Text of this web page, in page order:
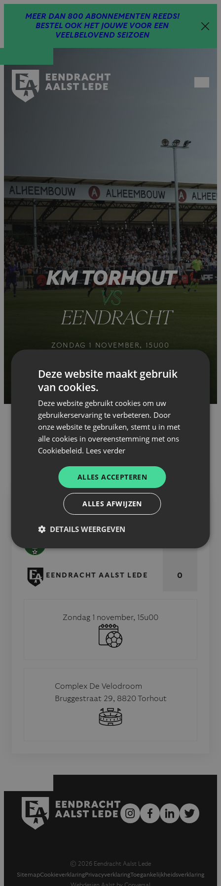
MEER DAN 800 ABONNEMENTEN REEDS!
BESTEL OOK HET JOUWE VOOR EEN
VEELBELOVEND SEIZOEN
menu
KM TORHOUT
VS
EENDRACHT
ZONDAG 1 NOVEMBER, 15U00
Er is nog geen verslag of voorbeschouwing
beschikbaar.
MATCH INFO
EENDRACHT AALST LEDE 0
Zondag 1 november, 15u00
Complex De Velodroom
Bruggestraat 29, 8820 Torhout
© 2026 Eendracht Aalst Lede
SitemapCookieverklaringPrivacyverklaringToegankelijkheidsverklaring
Deze website maakt gebruik
van cookies.
Deze website gebruikt cookies om uw
gebruikerservaring te verbeteren. Door
onze website te gebruiken, stemt u in met
alle cookies in overeenstemming met ons
Cookiebeleid. Lees verder
ALLES ACCEPTEREN
ALLES AFWIJZEN
DETAILS WEERGEVEN